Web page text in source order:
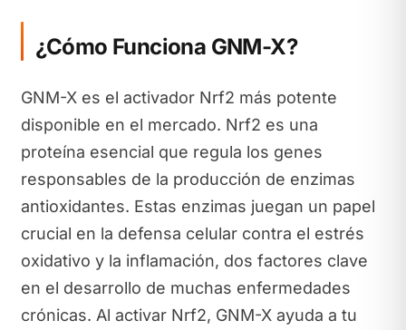
¿Cómo Funciona GNM-X?
GNM-X es el activador Nrf2 más potente
disponible en el mercado. Nrf2 es una
proteína esencial que regula los genes
responsables de la producción de enzimas
antioxidantes. Estas enzimas juegan un papel
crucial en la defensa celular contra el estrés
oxidativo y la inflamación, dos factores clave
en el desarrollo de muchas enfermedades
crónicas. Al activar Nrf2, GNM-X ayuda a tu